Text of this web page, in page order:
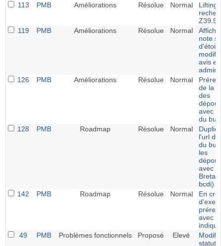
113
PMB Améliorations Résolue Normal
Lifting
Z39.50
119
PMB Améliorations Résolue Normal
note
avis en
126
PMB Améliorations Résolue Normal
de la
des
avec
du
128
PMB Roadmap Résolue Normal
l'url
du
les
avec
bcdi)
142
PMB Roadmap Résolue Normal
En
avec
49
PMB Problèmes fonctionnels Proposé Elevé
statut